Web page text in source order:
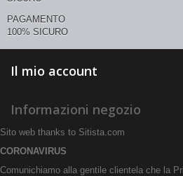
PAGAMENTO
100% SICURO
Il mio account
Informazioni negozio
Sito web thanks to Sitista.com
CORONAVIRUS
Comunichiamo alla gentile clientela che la